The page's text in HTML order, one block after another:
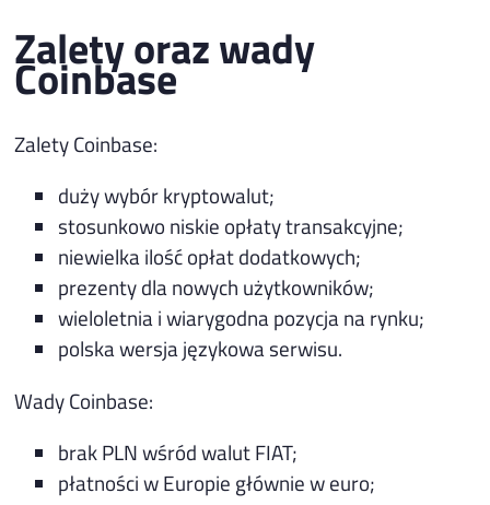
Zalety oraz wady
Coinbase
Zalety Coinbase:
duży wybór kryptowalut;
stosunkowo niskie opłaty transakcyjne;
niewielka ilość opłat dodatkowych;
prezenty dla nowych użytkowników;
wieloletnia i wiarygodna pozycja na rynku;
polska wersja językowa serwisu.
Wady Coinbase:
brak PLN wśród walut FIAT;
płatności w Europie głównie w euro;